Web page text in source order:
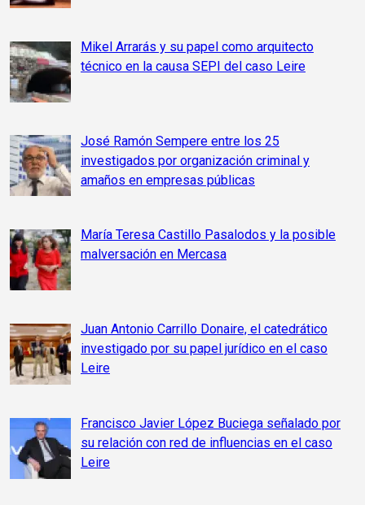
Mikel Arrarás y su papel como arquitecto
técnico en la causa SEPI del caso Leire
José Ramón Sempere entre los 25
investigados por organización criminal y
amaños en empresas públicas
María Teresa Castillo Pasalodos y la posible
malversación en Mercasa
Juan Antonio Carrillo Donaire, el catedrático
investigado por su papel jurídico en el caso
Leire
Francisco Javier López Buciega señalado por
su relación con red de influencias en el caso
Leire